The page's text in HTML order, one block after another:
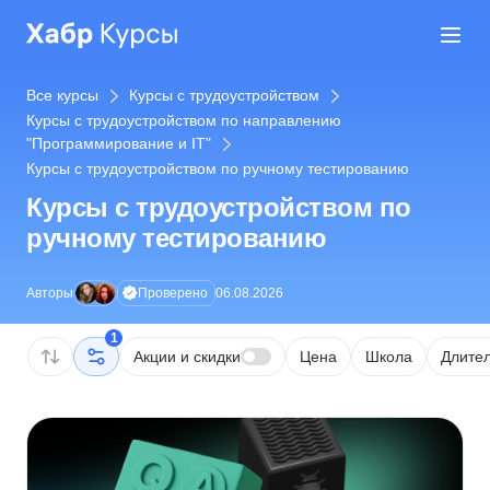
Все курсы
Курсы с трудоустройством
Курсы с трудоустройством по направлению
"Программирование и IT"
Курсы с трудоустройством по ручному тестированию
Курсы с трудоустройством по
ручному тестированию
Авторы Проверено 06.08.2026
1
Акции и скидки Цена Школа